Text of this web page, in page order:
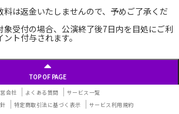
は返金いたしませんので、予めご了承くだ
受付の場合、公演終了後7日内を目処にご利
ト付与されます。
TOP OF PAGE
会社 よくある質問
サービス一覧
特定商取引法に基づく表示 サービス利用規約